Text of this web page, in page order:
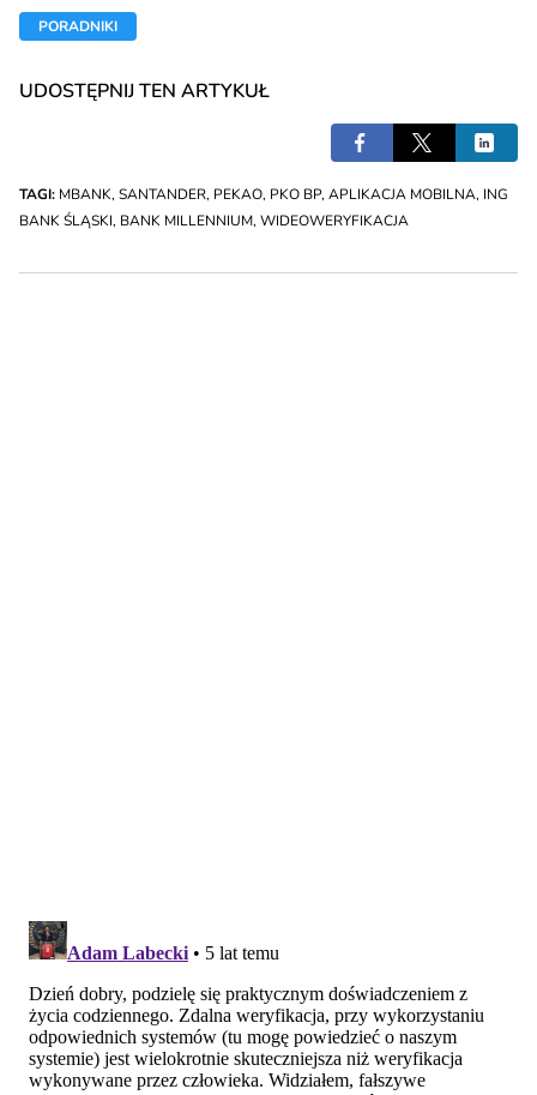
PORADNIKI
UDOSTĘPNIJ TEN ARTYKUŁ
TAGI: MBANK, SANTANDER, PEKAO, PKO BP, APLIKACJA MOBILNA, ING
BANK ŚLĄSKI, BANK MILLENNIUM, WIDEOWERYFIKACJA